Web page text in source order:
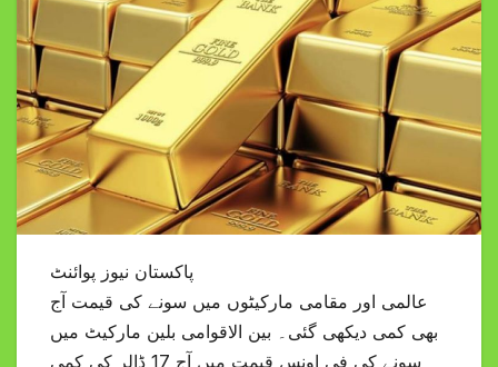
پاکستان نیوز پوائنٹ
عالمی اور مقامی مارکیٹوں میں سونے کی قیمت آج
بھی کمی دیکھی گئی۔ بین الاقوامی بلین مارکیٹ میں
سونے کی فی اونس قیمت میں آج 17 ڈالر کی کمی